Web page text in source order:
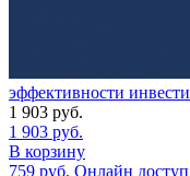
эффективности
1 903 руб.
1 903 руб.
В корзину
759 руб. Онлайн доступ